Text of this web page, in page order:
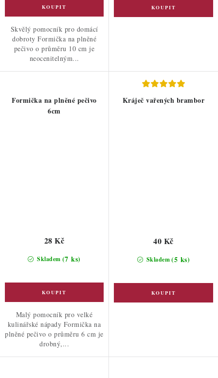
Skvělý pomocník pro domácí
dobroty Formička na plněné
pečivo o průměru 10 cm je
neocenitelným...
Formička na plněné pečivo
6cm
Skladem (7 ks)
28 Kč
Malý pomocník pro velké
kulinářské nápady Formička na
plněné pečivo o průměru 6 cm je
drobný,...
Kráječ vařených brambor
Skladem(5 ks)
40 Kč